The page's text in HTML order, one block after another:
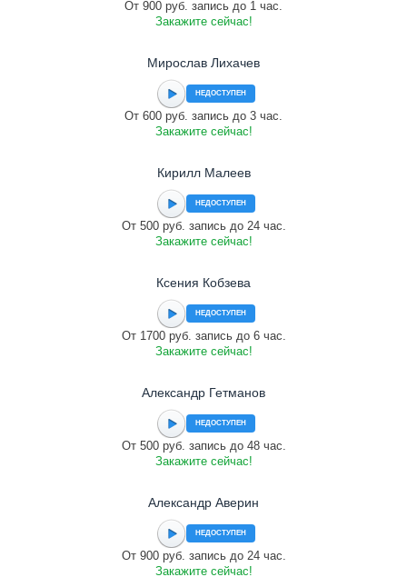
От 900 руб. запись до 1 час.
Закажите сейчас!
Мирослав Лихачев
НЕДОСТУПЕН
От 600 руб. запись до 3 час.
Закажите сейчас!
Кирилл Малеев
НЕДОСТУПЕН
От 500 руб. запись до 24 час.
Закажите сейчас!
Ксения Кобзева
НЕДОСТУПЕН
От 1700 руб. запись до 6 час.
Закажите сейчас!
Александр Гетманов
НЕДОСТУПЕН
От 500 руб. запись до 48 час.
Закажите сейчас!
Александр Аверин
НЕДОСТУПЕН
От 900 руб. запись до 24 час.
Закажите сейчас!